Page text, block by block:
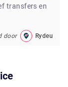
transfers en
door Rydeu